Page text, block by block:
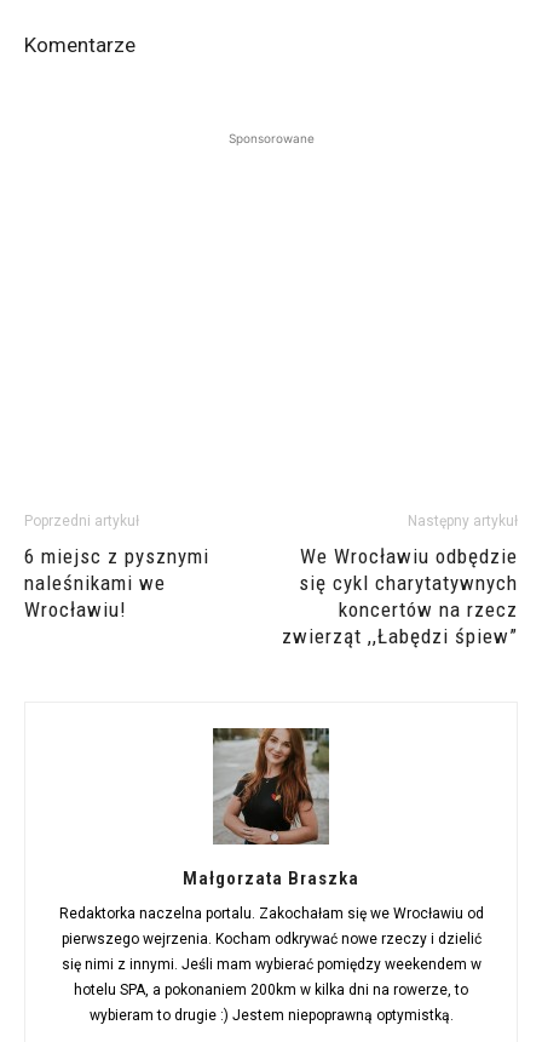
Komentarze
Sponsorowane
Poprzedni artykuł
6 miejsc z pysznymi
naleśnikami we
Wrocławiu!
Następny artykuł
We Wrocławiu odbędzie
się cykl charytatywnych
koncertów na rzecz
zwierząt ,,Łabędzi śpiew”
Małgorzata Braszka
Redaktorka naczelna portalu. Zakochałam się we Wrocławiu od
pierwszego wejrzenia. Kocham odkrywać nowe rzeczy i dzielić
się nimi z innymi. Jeśli mam wybierać pomiędzy weekendem w
hotelu SPA, a pokonaniem 200km w kilka dni na rowerze, to
wybieram to drugie :) Jestem niepoprawną optymistką.